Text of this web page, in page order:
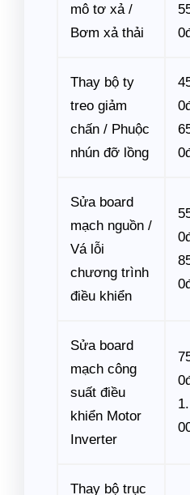
mô tơ xả /
Bơm xả thải
Thay bộ ty
treo giảm
chấn / Phuộc
nhún đỡ lồng
Sửa board
mạch nguồn /
Vá lỗi
chương trình
điều khiển
Sửa board
mạch công
suất điều
khiển Motor
Inverter
Thay bộ trục